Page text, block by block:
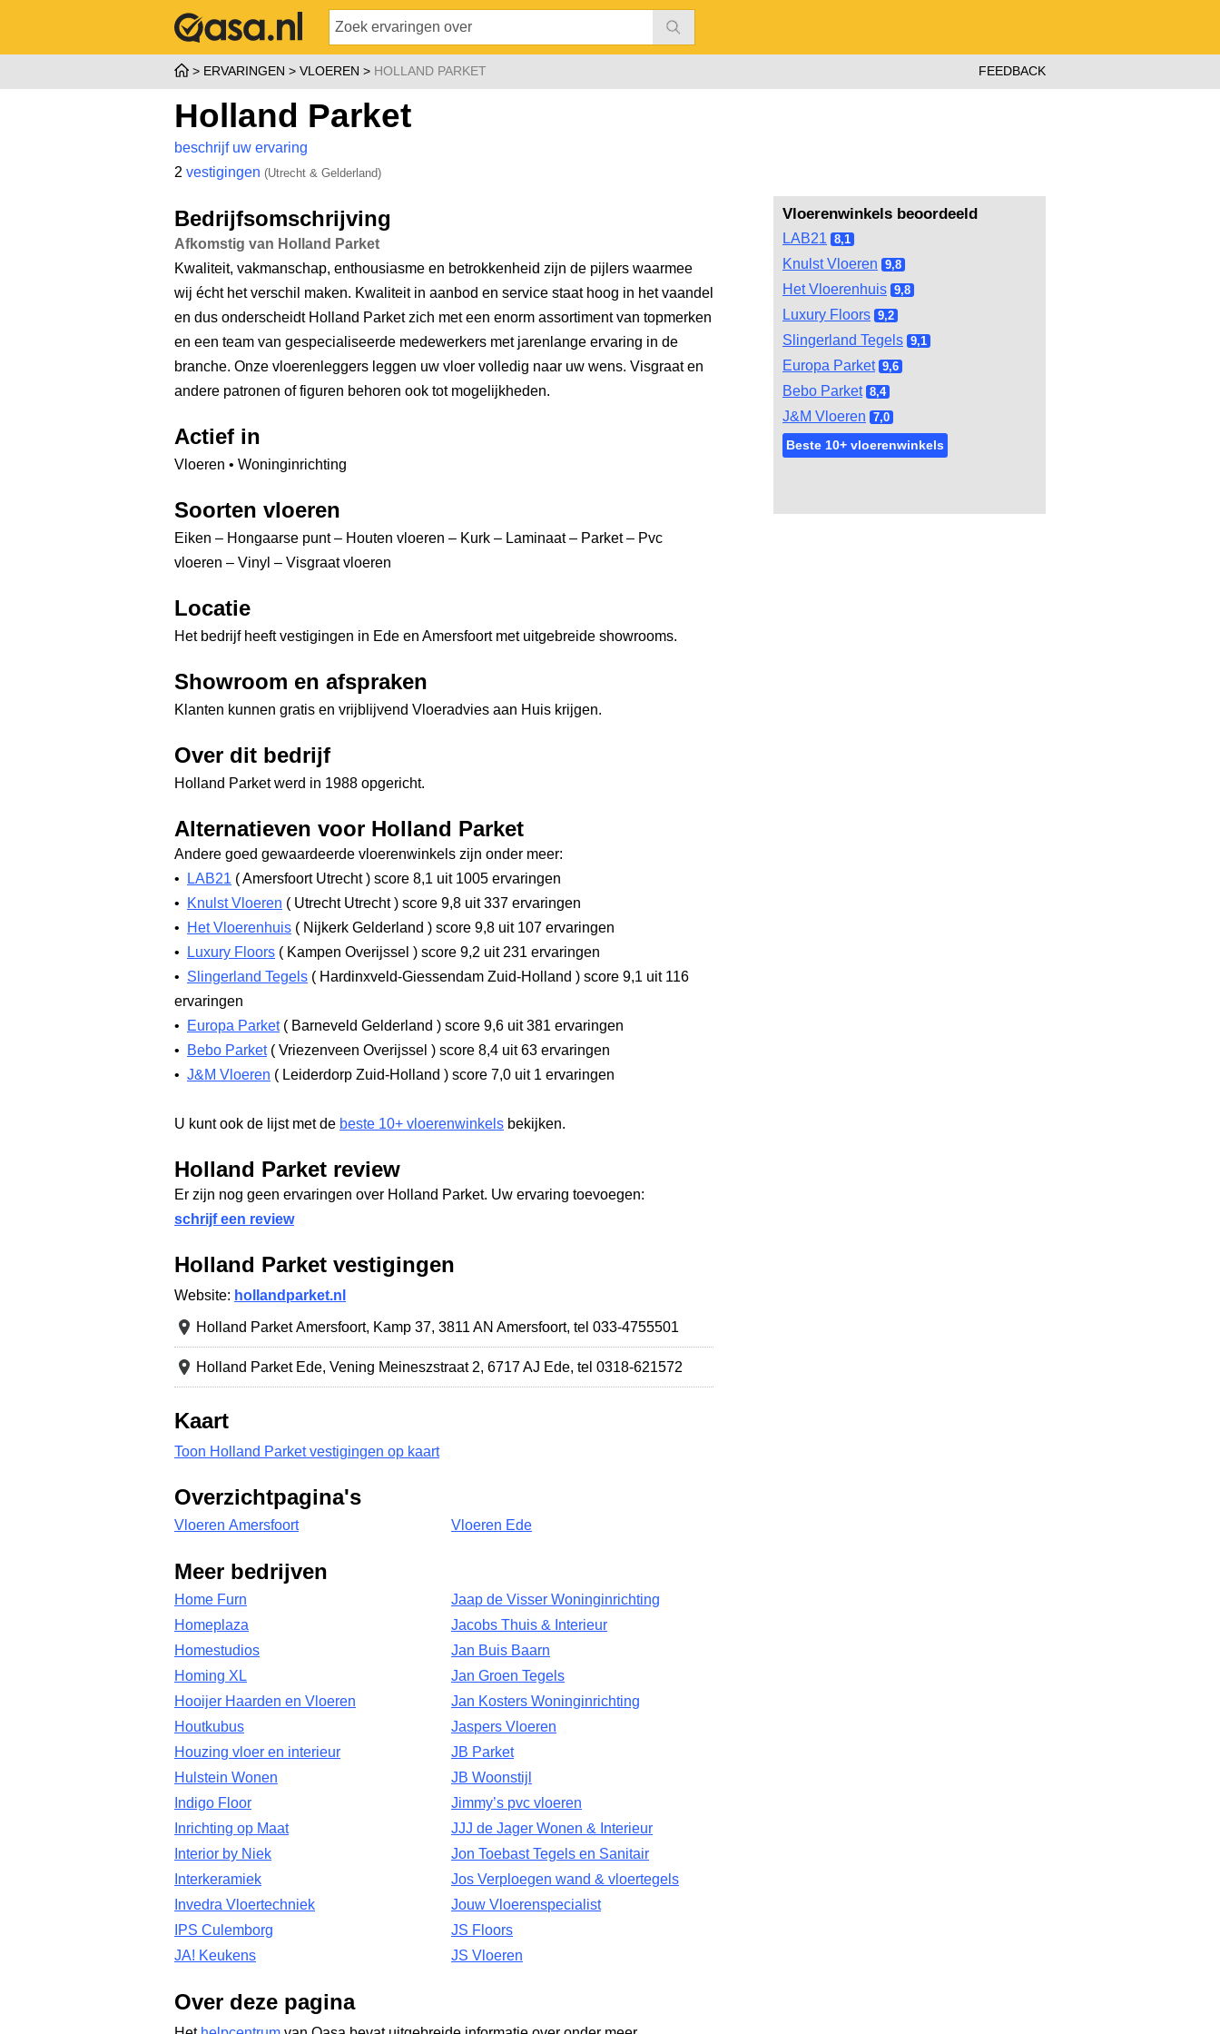
ERVARINGEN VLOEREN HOLLAND PARKET FEEDBACK
Holland Parket
beschrijf uw ervaring
2 vestigingen (Utrecht & Gelderland)
Vloerenwinkels beoordeeld
LAB21 8,1
Knulst Vloeren 9,8
Het Vloerenhuis 9,8
Luxury Floors 9,2
Slingerland Tegels 9,1
Europa Parket 9,6
Bebo Parket 8,4
J&M Vloeren 7,0
Beste 10+ vloerenwinkels
Bedrijfsomschrijving
Afkomstig van Holland Parket
Kwaliteit, vakmanschap, enthousiasme en betrokkenheid zijn de pijlers waarmee
wij écht het verschil maken. Kwaliteit in aanbod en service staat hoog in het vaandel
en dus onderscheidt Holland Parket zich met een enorm assortiment van topmerken
en een team van gespecialiseerde medewerkers met jarenlange ervaring in de
branche. Onze vloerenleggers leggen uw vloer volledig naar uw wens. Visgraat en
andere patronen of figuren behoren ook tot mogelijkheden.
Actief in
Vloeren • Woninginrichting
Soorten vloeren
Eiken – Hongaarse punt – Houten vloeren – Kurk – Laminaat – Parket – Pvc
vloeren – Vinyl – Visgraat vloeren
Locatie
Het bedrijf heeft vestigingen in Ede en Amersfoort met uitgebreide showrooms.
Showroom en afspraken
Klanten kunnen gratis en vrijblijvend Vloeradvies aan Huis krijgen.
Over dit bedrijf
Holland Parket werd in 1988 opgericht.
Alternatieven voor Holland Parket
Andere goed gewaardeerde vloerenwinkels zijn onder meer:
•
LAB21 (Amersfoort Utrecht) score 8,1 uit 1005 ervaringen
•
Knulst Vloeren ( Utrecht Utrecht) score 9,8 uit 337 ervaringen
•
Het Vloerenhuis ( Nijkerk Gelderland ) score 9,8 uit 107 ervaringen
•
Luxury Floors ( Kampen Overijssel ) score 9,2 uit 231 ervaringen
• Slingerland Tegels ( Hardinxveld-Giessendam Zuid-Holland ) score 9,1 uit 116
ervaringen
•
Europa Parket ( Barneveld Gelderland ) score 9,6 uit 381 ervaringen
•
Bebo Parket ( Vriezenveen Overijssel ) score 8,4 uit 63 ervaringen
• J&M Vloeren ( Leiderdorp Zuid-Holland ) score 7,0 uit 1 ervaringen
U kunt ook de lijst met de beste 10+ vloerenwinkels bekijken.
Holland Parket review
Er zijn nog geen ervaringen over Holland Parket. Uw ervaring toevoegen:
schrijf een review
Holland Parket vestigingen
Website: hollandparket.nl
Holland Parket Amersfoort, Kamp 37, 3811 AN Amersfoort, tel 033-4755501
Holland Parket Ede, Vening Meineszstraat 2, 6717 AJ Ede, tel 0318-621572
Kaart
Toon Holland Parket vestigingen op kaart
Overzichtpagina's
Vloeren Amersfoort Vloeren Ede
Meer bedrijven
Home Furn
Homeplaza
Homestudios
Homing XL
Hooijer Haarden en Vloeren
Houtkubus
Houzing vloer en interieur
Hulstein Wonen
Indigo Floor
Inrichting op Maat
Interior by Niek
Interkeramiek
Invedra Vloertechniek
IPS Culemborg
JA! Keukens
Jaap de Visser Woninginrichting
Jacobs Thuis & Interieur
Jan Buis Baarn
Jan Groen Tegels
Jan Kosters Woninginrichting
Jaspers Vloeren
JB Parket
JB Woonstijl
Jimmy’s pvc vloeren
JJJ de Jager Wonen & Interieur
Jon Toebast Tegels en Sanitair
Jos Verploegen wand & vloertegels
Jouw Vloerenspecialist
JS Floors
JS Vloeren
Over deze pagina